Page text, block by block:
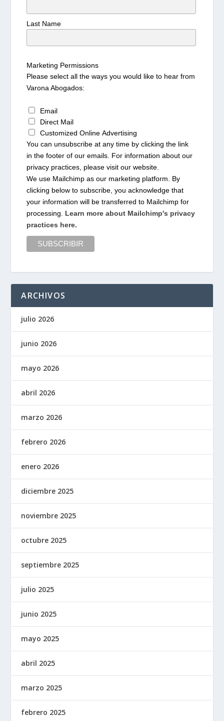
Last Name
Marketing Permissions
Please select all the ways you would like to hear from
Varona Abogados:
Email
Direct Mail
Customized Online Advertising
You can unsubscribe at any time by clicking the link
in the footer of our emails. For information about our
privacy practices, please visit our website.
We use Mailchimp as our marketing platform. By
clicking below to subscribe, you acknowledge that
your information will be transferred to Mailchimp for
processing. Learn more about Mailchimp's privacy
practices here.
ARCHIVOS
julio 2026
junio 2026
mayo 2026
abril 2026
marzo 2026
febrero 2026
enero 2026
diciembre 2025
noviembre 2025
octubre 2025
septiembre 2025
julio 2025
junio 2025
mayo 2025
abril 2025
marzo 2025
febrero 2025